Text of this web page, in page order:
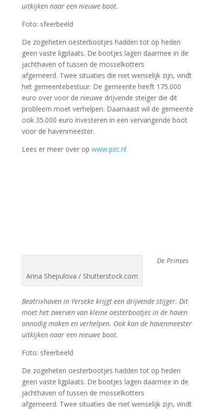
uitkijken naar een nieuwe boot.
Foto: sfeerbeeld
De zogeheten oesterbootjes hadden tot op heden
geen vaste ligplaats. De bootjes lagen daarmee in de
jachthaven of tussen de mosselkotters
afgemeerd. Twee situaties die niet wenselijk zijn, vindt
het gemeentebestuur. De gemeente heeft 175.000
euro over voor de nieuwe drijvende steiger die dit
probleem moet verhelpen. Daarnaast wil de gemeente
ook 35.000 euro investeren in een vervangende boot
voor de havenmeester.
Lees er meer over op www.pzc.nl
Anna Shepulova / Shutterstock.com
De Prinses
Beatrixhaven in Yerseke krijgt een drijvende stijger. Dit
moet het zwerven van kleine oesterbootjes in de haven
onnodig maken en verhelpen. Ook kan de havenmeester
uitkijken naar een nieuwe boot.
Foto: sfeerbeeld
De zogeheten oesterbootjes hadden tot op heden
geen vaste ligplaats. De bootjes lagen daarmee in de
jachthaven of tussen de mosselkotters
afgemeerd. Twee situaties die niet wenselijk zijn, vindt